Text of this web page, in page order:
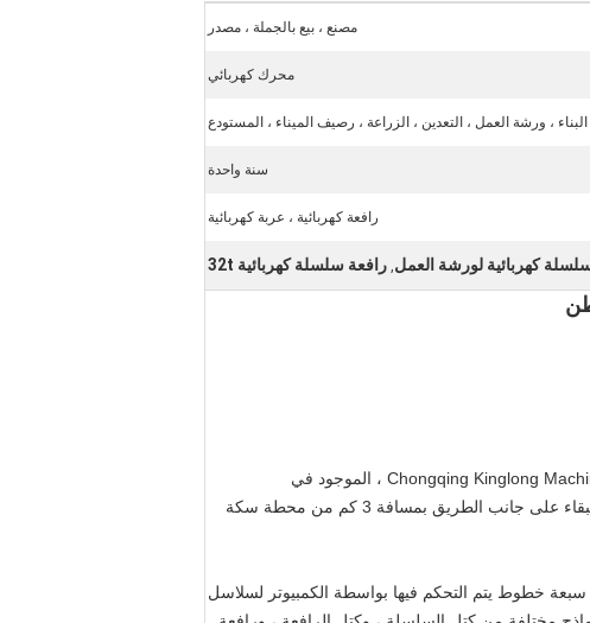
مصنع ، بيع بالجملة ، مصدر
محرك كهربائي
البناء ، ورشة العمل ، التعدين ، الزراعة ، رصيف الميناء ، المستودع
سنة واحدة
رافعة كهربائية ، عربة كهربائية
كهربائية لورشة العمل, رافعة سلسلة كهربائية 32t
مصنع Chongqing Chain Block السابق ، مع أكثر من 40 عامًا من تاريخ إنتاج الرافعة اليدوية ، هو الآن Chongqing Kinglong Machinery Co. ، LTD ، الموجود في
Chongqing ، الصين.تحتل الشركة مساحة 27000 متر مربع ، من بينها الورشة التي تبلغ مساحتها 14000 متر مربع ، والبقاء على جانب الطريق بمسافة 3 كم من محطة سكة
متطورة ، بما في ذلك سبعة خطوط يتم التحكم فيها بواسطة الكمبيوتر لسلاسل